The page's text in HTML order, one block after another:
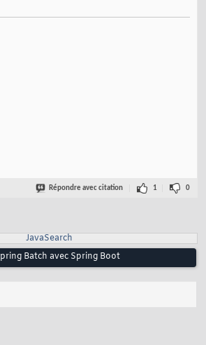
Répondre avec citation 1 0
JavaSearch
Batch avec Spring Boot